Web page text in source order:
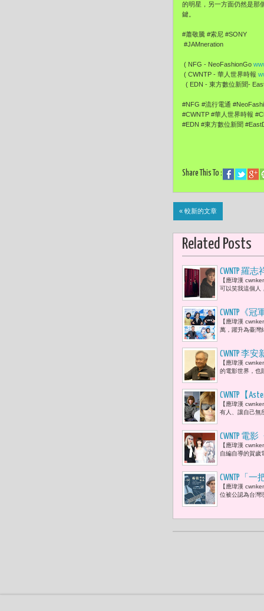
的明星，另一方面仍然是那
鍵。
#蕭敬騰 #索尼 #SONY
#JAMneration
( NFG - NeoFashionGo
( CWNTP - 華人世界時報
( EDN - 東方數位新聞-
#NFG #流行電通
#CWNTP #華人世界時報
#EDN #東方數位新聞
Share This To :
« 較新的文章
Related Posts
CWNTP 羅
迷蜂擁而
【應瑋漢
可以笑我這個人
CWNTP《
臺灣，會
【應瑋漢
萬，躍升為臺灣
CWNTP 李
跡「拍電
【應瑋漢
的電影世界，也
CWNTP【
上。」而安
【應瑋漢
有人、讓自己無
CWNTP 電
【應瑋漢
自編自導的賀歲
CWNTP「
己的歌 」
【應瑋漢
位被公認為台灣